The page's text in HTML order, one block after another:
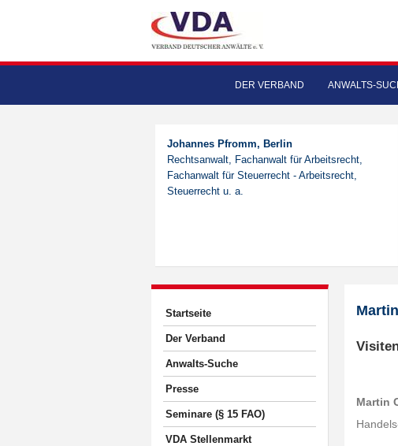
DER VERBAND ANWALTS-
Johannes Pfromm, Berlin
Rechtsanwalt, Fachanwalt für Arbeitsrecht,
Fachanwalt für Steuerrecht - Arbeitsrecht,
Steuerrecht u. a.
Startseite
Der Verband
Anwalts-Suche
Presse
Seminare (§ 15 FAO)
VDA Stellenmarkt
Martin